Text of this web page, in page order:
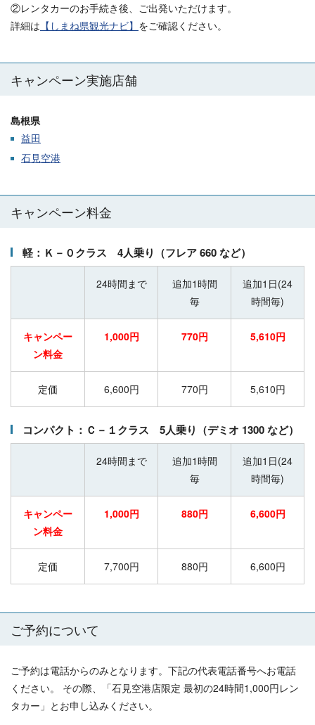
②レンタカーのお手続き後、ご出発いただけます。
詳細は 【しまね県観光ナビ】 をご確認ください。
キャンペーン実施店舗
島根県
益田
石見空港
キャンペーン料金
軽：Ｋ－０クラス 4人乗り（フレア 660 など）
24時間まで
追加1時間
毎
追加1日(24
時間毎)
キャンペー
ン料金
1,000円 770円 5,610円
定価 6,600円 770円 5,610円
コンパクト：Ｃ－１クラス 5人乗り（デミオ 1300 など）
24時間まで
追加1時間
毎
追加1日(24
時間毎)
キャンペー
ン料金
1,000円 880円 6,600円
定価 7,700円 880円 6,600円
ご予約について
ご予約は電話からのみとなります。下記の代表電話番号へお電話
ください。 その際、「石見空港店限定 最初の24時間1,000円レン
タカー」とお申し込みください。